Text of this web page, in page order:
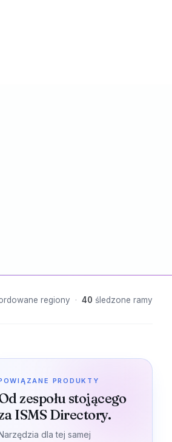
regiony · 40 śledzone ramy
PRODUKTY
zespołu stojącego
ISMS Directory.
dla tej samej